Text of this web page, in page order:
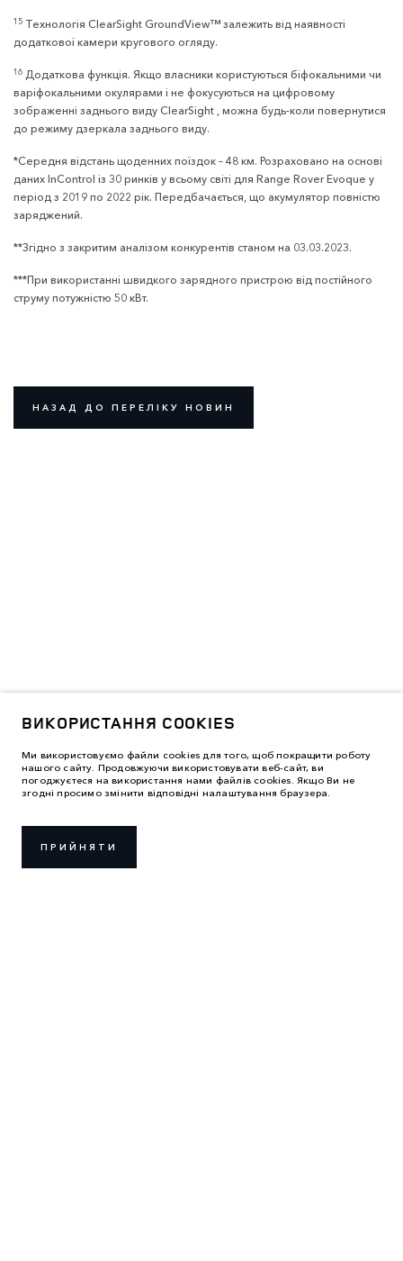
ВИКОРИСТАННЯ COOKIES
Ми використовуємо файли cookies для того, щоб покращити роботу
нашого сайту. Продовжуючи використовувати веб-сайт, ви
погоджуєтеся на використання нами файлів cookies. Якщо Ви не
згодні просимо змінити відповідні налаштування браузера.
ПРИЙНЯТИ
15 Технологія ClearSight GroundView™ залежить від наявності
додаткової камери кругового огляду.
16 Додаткова функція. Якщо власники користуються біфокальними чи
варіфокальними окулярами і не фокусуються на цифровому
зображенні заднього виду ClearSight , можна будь-коли повернутися
до режиму дзеркала заднього виду.
*Середня відстань щоденних поїздок – 48 км. Розраховано на основі
даних InControl із 30 ринків у всьому світі для Range Rover Evoque у
період з 2019 по 2022 рік. Передбачається, що акумулятор повністю
заряджений.
**Згідно з закритим аналізом конкурентів станом на 03.03.2023.
***При використанні швидкого зарядного пристрою від постійного
струму потужністю 50 кВт.
НАЗАД ДО ПЕРЕЛІКУ НОВИН